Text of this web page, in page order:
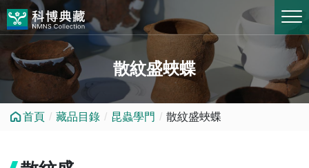
跳到中央內容區塊
散紋盛蛺蝶
首頁 藏品目錄 昆蟲學門 散紋盛蛺蝶